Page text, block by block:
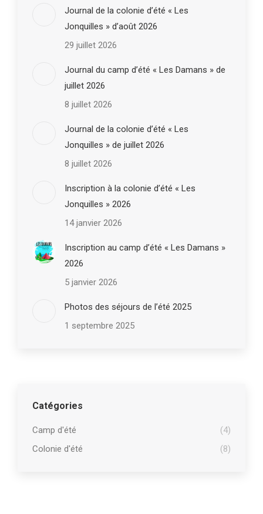
Journal de la colonie d’été « Les
Jonquilles » d’août 2026
29 juillet 2026
Journal du camp d’été « Les Damans » de
juillet 2026
8 juillet 2026
Journal de la colonie d’été « Les
Jonquilles » de juillet 2026
8 juillet 2026
Inscription à la colonie d’été « Les
Jonquilles » 2026
14 janvier 2026
Inscription au camp d’été « Les Damans »
2026
5 janvier 2026
Photos des séjours de l’été 2025
1 septembre 2025
Catégories
Camp d'été
(4)
Colonie d'été
(8)